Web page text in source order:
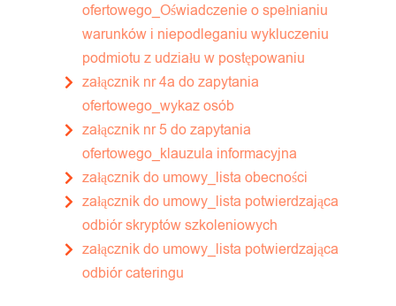
ofertowego_Oświadczenie o spełnianiu
warunków i niepodleganiu wykluczeniu
podmiotu z udziału w postępowaniu
załącznik nr 4a do zapytania
ofertowego_wykaz osób
załącznik nr 5 do zapytania
ofertowego_klauzula informacyjna
załącznik do umowy_lista obecności
załącznik do umowy_lista potwierdzająca
odbiór skryptów szkoleniowych
załącznik do umowy_lista potwierdzająca
odbiór cateringu